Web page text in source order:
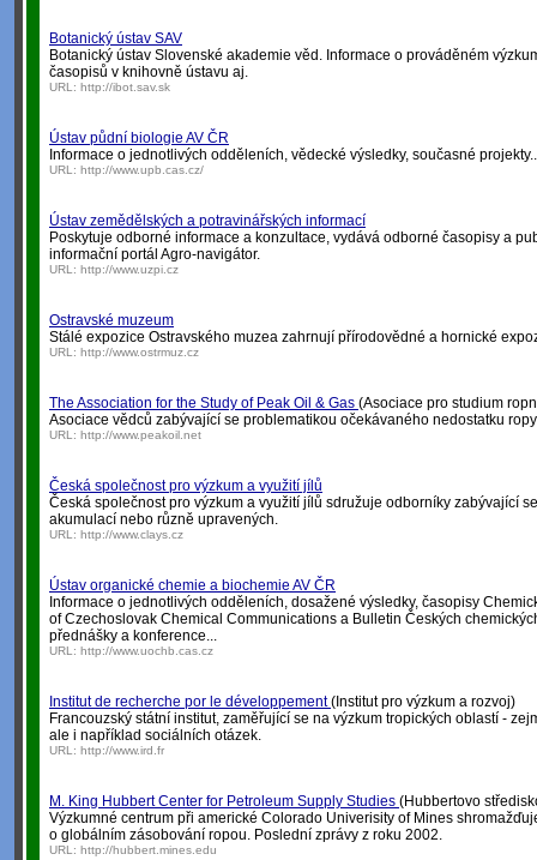
Botanický ústav SAV
Botanický ústav Slovenské akademie věd. Informace o prováděném
časopisů v knihovně ústavu aj.
URL: http://ibot.sav.sk
Ústav půdní biologie AV ČR
Informace o jednotlivých odděleních, vědecké výsledky, současné
URL: http://www.upb.cas.cz/
Ústav zemědělských a potravinářských informací
Poskytuje odborné informace a konzultace, vydává odborné časopisy a
informační portál Agro-navigátor.
URL: http://www.uzpi.cz
Ostravské muzeum
Stálé expozice Ostravského muzea zahrnují přírodovědné a hornické
URL: http://www.ostrmuz.cz
The Association for the Study of Peak Oil & Gas (Asociace pro studium
Asociace vědců zabývající se problematikou očekávaného nedostatku
URL: http://www.peakoil.net
Česká společnost pro výzkum a využití jílů
Česká společnost pro výzkum a využití jílů sdružuje odborníky zabývající
akumulací nebo různě upravených.
URL: http://www.clays.cz
Ústav organické chemie a biochemie AV ČR
Informace o jednotlivých odděleních, dosažené výsledky, časopisy
of Czechoslovak Chemical Communications a Bulletin Českých
přednášky a konference...
URL: http://www.uochb.cas.cz
Institut de recherche por le développement(Institut pro výzkum a rozvoj)
Francouzský státní institut, zaměřující se na výzkum tropických oblastí -
ale i například sociálních otázek.
URL: http://www.ird.fr
M. King Hubbert Center for Petroleum Supply Studies (Hubbertovo
Výzkumné centrum při americké Colorado Univerisity of Mines
o globálním zásobování ropou. Poslední zprávy z roku 2002.
URL: http://hubbert.mines.edu